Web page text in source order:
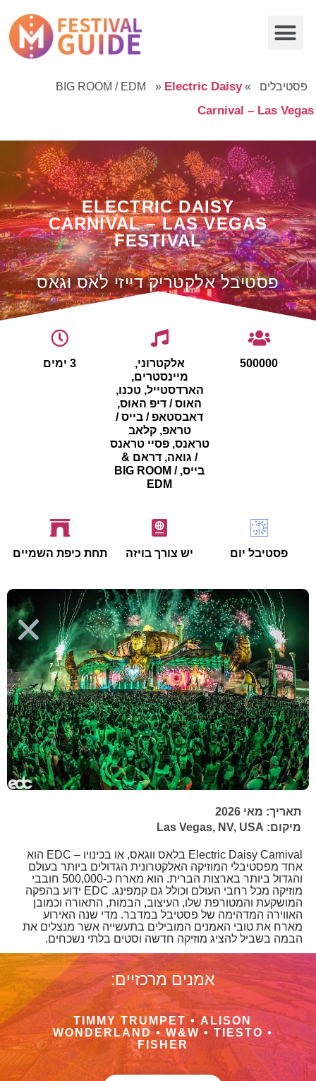
פסטיבלים »
BIG ROOM / EDM » Electric Daisy
Carnival – Las Vegas
ELECTRIC DAISY
CARNIVAL – LAS VEGAS
FESTIVAL
פסטיבל אלקטריק דייזי לאס וגאס
500000
אלקטרוני,
מיינסטרים,
הארדסטייל, טכנו,
האוס / דיפ האוס,
דאבסטאפ / בייס /
טראפ, קלאב
טראנס, פסיי טראנס
/ גואה, דראם &
בייס, BIG ROOM /
EDM
3 ימים
פסטיבל יום יש צורך בויזה תחת כיפת השמיים
תאריך: מאי 2026
מיקום: Las Vegas, NV, USA
Electric Daisy Carnival בלאס ווגאס, או בכינויו – EDC הוא
אחד מפסטיבלי המוזיקה האלקטרונית הגדולים ביותר בעולם
והגדול ביותר בארצות הברית. הוא מארח כ-500,000 חובבי
מוזיקה מכל רחבי העולם וכולל גם קמפינג. EDC ידוע בהפקה
המושקעת והמטורפת שלו, העיצוב, הבמות, התאורה וכמובן
האווירה המדהימה של פסטיבל במדבר. מדי שנה האירוע
מארח את טובי האמנים המובילים בתעשייה אשר מנצלים את
הבמה בשביל להציג מוזיקה חדשה וסטים בלתי נשכחים.
אמנים מרכזיים:
TIMMY TRUMPET • ALISON
WONDERLAND • W&W • TIESTO •
FISHER